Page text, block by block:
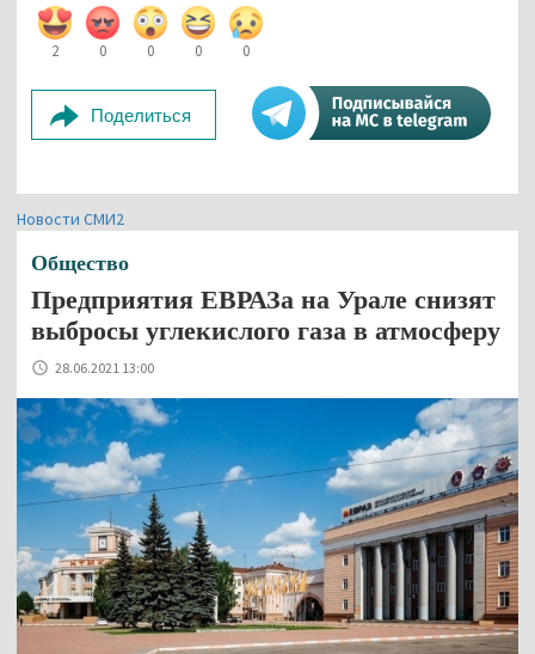
2 0 0 0 0
Поделиться
Новости СМИ2
Общество
Предприятия ЕВРАЗа на Урале снизят
выбросы углекислого газа в атмосферу
28.06.2021 13:00